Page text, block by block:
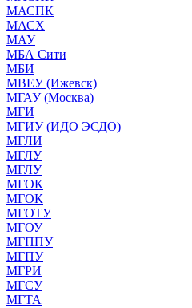
МАСПК
МАСХ
МАУ
МБА Сити
МБИ
МВЕУ (Ижевск)
МГАУ (Москва)
МГИ
МГИУ (ИДО ЭСДО)
МГЛИ
МГЛУ
МГЛУ
МГОК
МГОК
МГОТУ
МГОУ
МГППУ
МГПУ
МГРИ
МГСУ
МГТА